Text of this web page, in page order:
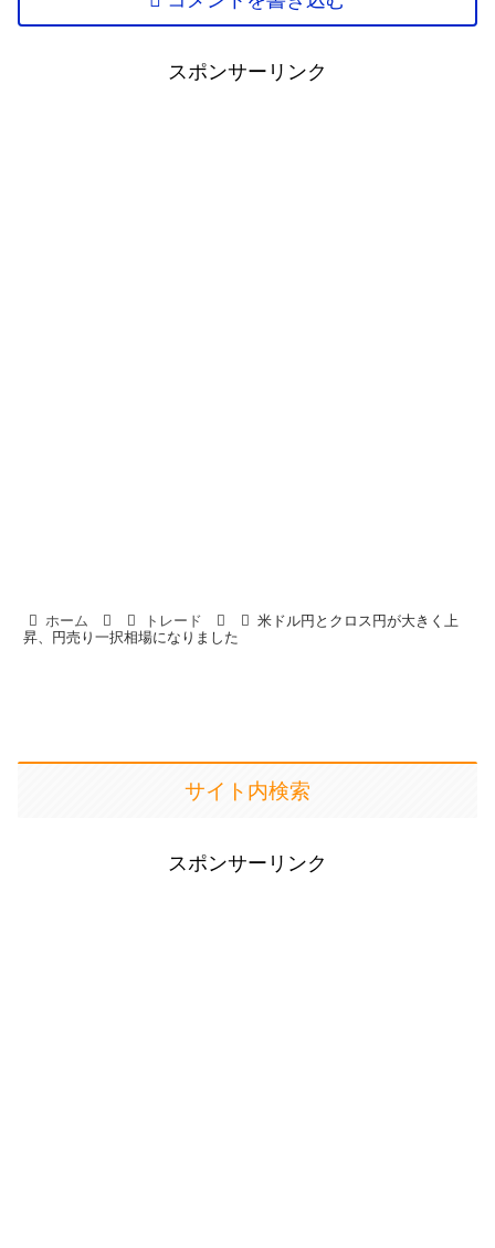
スポンサーリンク
ホーム トレード
米ドル円とクロス円が大きく上
昇、円売り一択相場になりました
サイト内検索
スポンサーリンク